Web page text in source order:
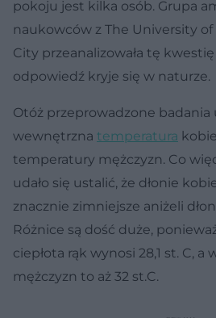
pokoju jest kilka osób. Grupa
naukowców z The University
City przeanalizowała tę kwestię
odpowiedź kryje się w naturze.
Otóż przeprowadzone badania
wewnętrzna temperatura
temperatury mężczyzn. Co
udało się ustalić, że dłonie
znacznie zimniejsze aniżeli
Różnice są dość duże,
ciepłota rąk wynosi 28,1 st. C,
mężczyzn to aż 32 st.C.